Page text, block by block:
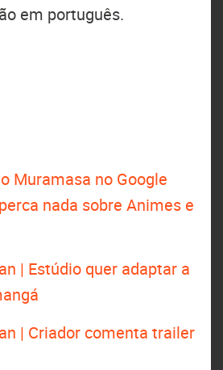
em português.
Muramasa no Google
nada sobre Animes e
| Estúdio quer adaptar a
| Criador comenta trailer